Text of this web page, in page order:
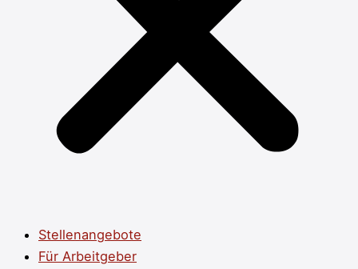
Stellenangebote
Für Arbeitgeber